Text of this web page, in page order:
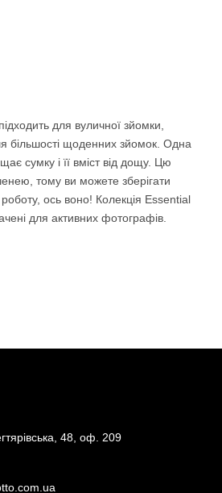
для вуличної зйомки,
більшості щоденних зйомок. Одна
сумку і її вміст від дощу. Цю
тому ви можете зберігати
ось воно! Колекція Essential
для активних фотографів.
48, оф. 209